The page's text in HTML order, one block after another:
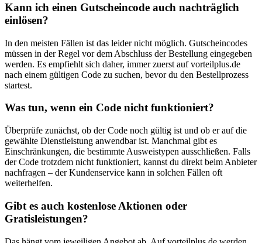
Kann ich einen Gutscheincode auch nachträglich
einlösen?
In den meisten Fällen ist das leider nicht möglich. Gutscheincodes
müssen in der Regel vor dem Abschluss der Bestellung eingegeben
werden. Es empfiehlt sich daher, immer zuerst auf vorteilplus.de
nach einem gültigen Code zu suchen, bevor du den Bestellprozess
startest.
Was tun, wenn ein Code nicht funktioniert?
Überprüfe zunächst, ob der Code noch gültig ist und ob er auf die
gewählte Dienstleistung anwendbar ist. Manchmal gibt es
Einschränkungen, die bestimmte Ausweistypen ausschließen. Falls
der Code trotzdem nicht funktioniert, kannst du direkt beim Anbieter
nachfragen – der Kundenservice kann in solchen Fällen oft
weiterhelfen.
Gibt es auch kostenlose Aktionen oder
Gratisleistungen?